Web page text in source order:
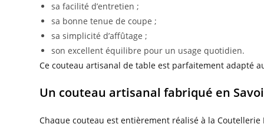
sa facilité d’entretien ;
sa bonne tenue de coupe ;
sa simplicité d’affûtage ;
son excellent équilibre pour un usage quotidien.
Ce couteau artisanal de table est parfaitement adapté
Un couteau artisanal fabriqué en
Chaque couteau est entièrement réalisé à la